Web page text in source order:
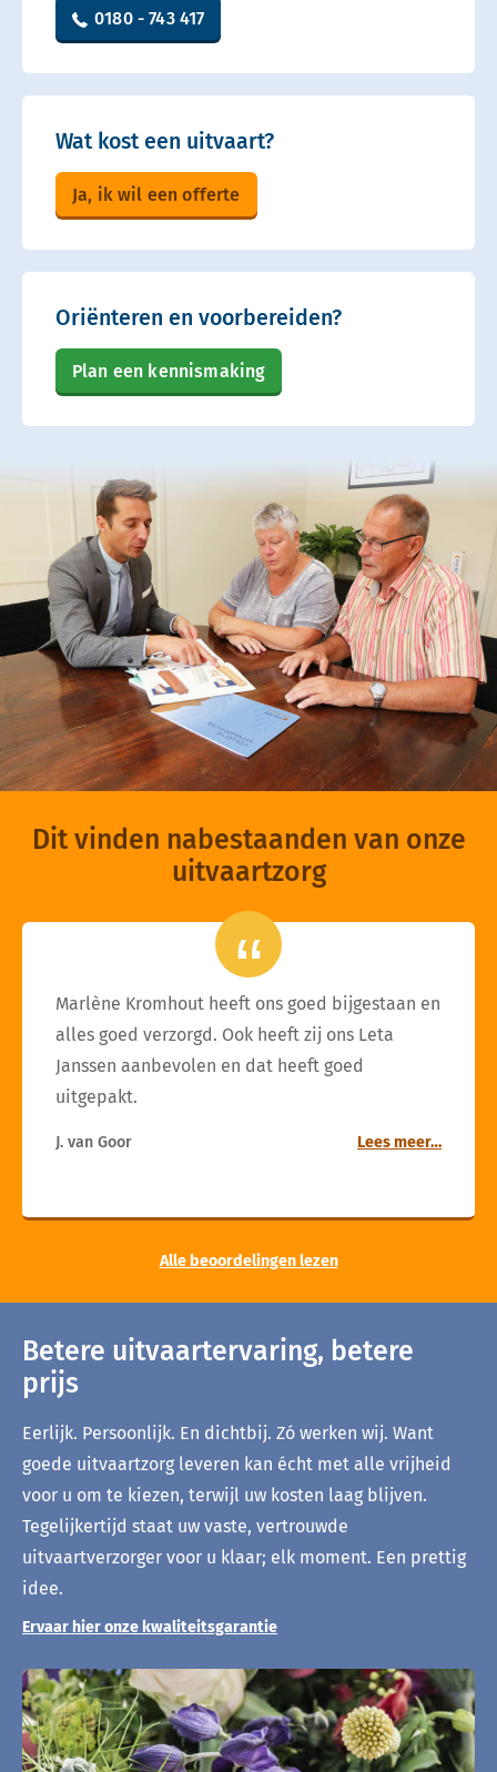
0180 - 743 417
Wat kost een uitvaart?
Ja, ik wil een offerte
Oriënteren en voorbereiden?
Plan een kennismaking
Dit vinden nabestaanden van onze
uitvaartzorg
Marlène Kromhout heeft ons goed bijgestaan en
alles goed verzorgd. Ook heeft zij ons Leta
Janssen aanbevolen en dat heeft goed
uitgepakt.
J. van Goor Lees meer…
Alle beoordelingen lezen
Betere uitvaartervaring, betere
prijs
Eerlijk. Persoonlijk. En dichtbij. Zó werken wij. Want
goede uitvaartzorg leveren kan écht met alle vrijheid
voor u om te kiezen, terwijl uw kosten laag blijven.
Tegelijkertijd staat uw vaste, vertrouwde
uitvaartverzorger voor u klaar; elk moment. Een prettig
idee.
Ervaar hier onze kwaliteitsgarantie